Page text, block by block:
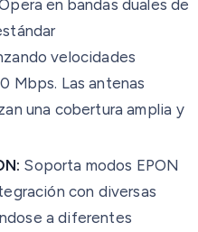
en bandas duales de
velocidades
Mbps. Las antenas
una cobertura amplia y
Soporta modos EPON
con diversas
a diferentes